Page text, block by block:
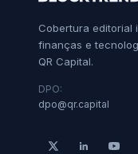
Cobertura editorial
finanças e
QR Capital.
DPO:
dpo@qr.capital